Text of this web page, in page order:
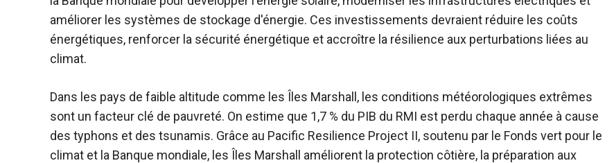
améliorer les systèmes de stockage d'énergie. Ces investissements devraient réduire les coûts
énergétiques, renforcer la sécurité énergétique et accroître la résilience aux perturbations liées au
climat.
Dans les pays de faible altitude comme les Îles Marshall, les conditions météorologiques extrêmes
sont un facteur clé de pauvreté. On estime que 1,7 % du PIB du RMI est perdu chaque année à cause
des typhons et des tsunamis. Grâce au Pacific Resilience Project II, soutenu par le Fonds vert pour le
climat et la Banque mondiale, les Îles Marshall améliorent la protection côtière, la préparation aux